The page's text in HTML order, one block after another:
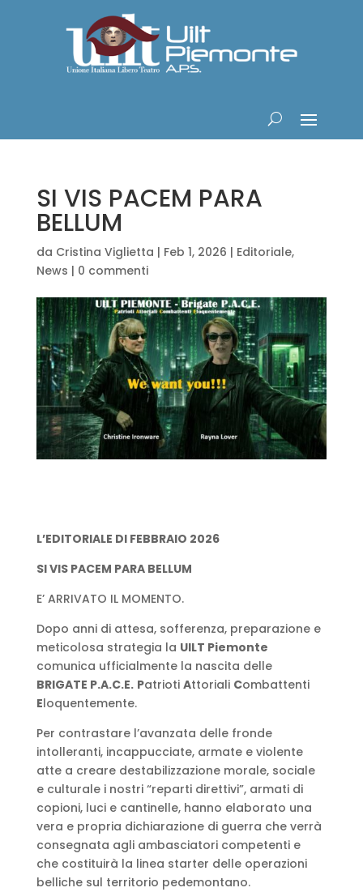
SI VIS PACEM PARA
BELLUM
da Cristina Viglietta | Feb 1, 2026 | Editoriale,
News | 0 commenti
L’EDITORIALE DI FEBBRAIO 2026
SI VIS PACEM PARA BELLUM
E’ ARRIVATO IL MOMENTO.
Dopo anni di attesa, sofferenza, preparazione e
meticolosa strategia la UILT Piemonte
comunica ufficialmente la nascita delle
BRIGATE P.A.C.E. Patrioti Attoriali Combattenti
Eloquentemente.
Per contrastare l’avanzata delle fronde
intolleranti, incappucciate, armate e violente
atte a creare destabilizzazione morale, sociale
e culturale i nostri “reparti direttivi”, armati di
copioni, luci e cantinelle, hanno elaborato una
vera e propria dichiarazione di guerra che verrà
consegnata agli ambasciatori competenti e
che costituirà la linea starter delle operazioni
belliche sul territorio pedemontano.